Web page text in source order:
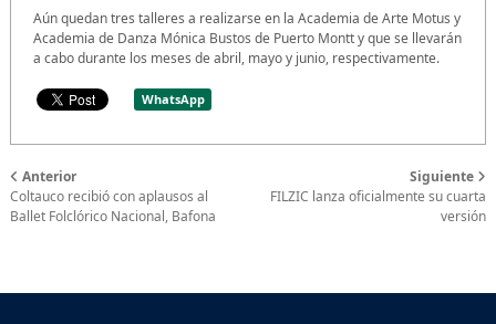
Aún quedan tres talleres a realizarse en la Academia de Arte Motus y
Academia de Danza Mónica Bustos de Puerto Montt y que se llevarán
a cabo durante los meses de abril, mayo y junio, respectivamente.
WhatsApp
Anterior
Coltauco recibió con aplausos al
Ballet Folclórico Nacional, Bafona
Siguiente
FILZIC lanza oficialmente su cuarta
versión